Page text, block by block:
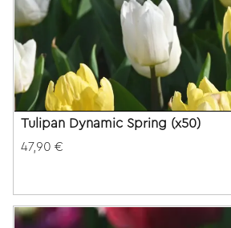
Tulipan Dynamic Spring (x50)
47,90 €